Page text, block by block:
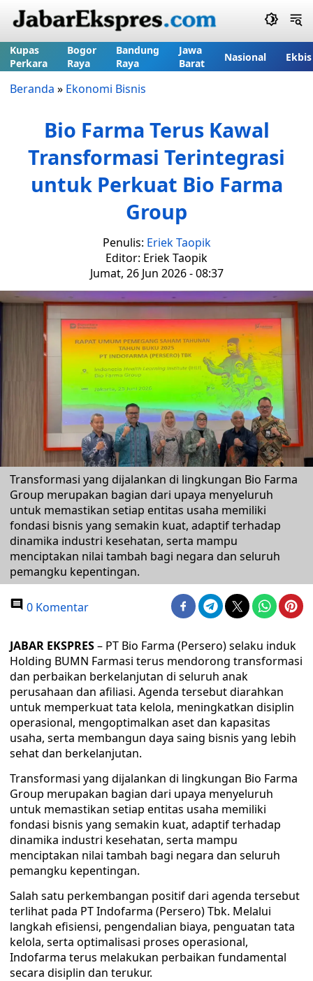
Kupas
Perkara
Bogor
Raya
Bandung
Raya
Jawa
Barat
Nasional Ekbis
Beranda » Ekonomi Bisnis
Bio Farma Terus Kawal
Transformasi Terintegrasi
untuk Perkuat Bio Farma
Group
Penulis: Eriek Taopik
Editor: Eriek Taopik
Jumat, 26 Jun 2026 - 08:37
Transformasi yang dijalankan di lingkungan Bio Farma
Group merupakan bagian dari upaya menyeluruh
untuk memastikan setiap entitas usaha memiliki
fondasi bisnis yang semakin kuat, adaptif terhadap
dinamika industri kesehatan, serta mampu
menciptakan nilai tambah bagi negara dan seluruh
pemangku kepentingan.
0 Komentar
JABAR EKSPRES– PT Bio Farma (Persero) selaku induk
Holding BUMN Farmasi terus mendorong transformasi
dan perbaikan berkelanjutan di seluruh anak
perusahaan dan afiliasi. Agenda tersebut diarahkan
untuk memperkuat tata kelola, meningkatkan disiplin
operasional, mengoptimalkan aset dan kapasitas
usaha, serta membangun daya saing bisnis yang lebih
sehat dan berkelanjutan.
Transformasi yang dijalankan di lingkungan Bio Farma
Group merupakan bagian dari upaya menyeluruh
untuk memastikan setiap entitas usaha memiliki
fondasi bisnis yang semakin kuat, adaptif terhadap
dinamika industri kesehatan, serta mampu
menciptakan nilai tambah bagi negara dan seluruh
pemangku kepentingan.
Salah satu perkembangan positif dari agenda tersebut
terlihat pada PT Indofarma (Persero) Tbk. Melalui
langkah efisiensi, pengendalian biaya, penguatan tata
kelola, serta optimalisasi proses operasional,
Indofarma terus melakukan perbaikan fundamental
secara disiplin dan terukur.